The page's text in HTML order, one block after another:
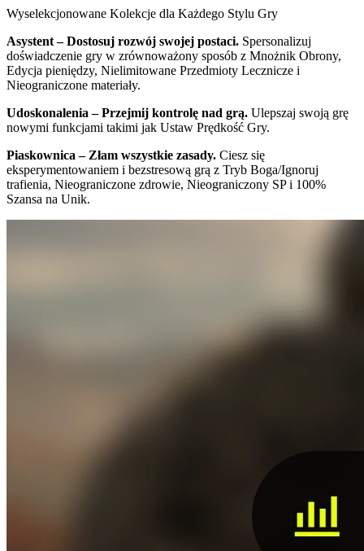
Wyselekcjonowane Kolekcje dla Każdego Stylu Gry
Asystent – Dostosuj rozwój swojej postaci. Spersonalizuj
doświadczenie gry w zrównoważony sposób z Mnożnik Obrony,
Edycja pieniędzy, Nielimitowane Przedmioty Lecznicze i
Nieograniczone materiały.
Udoskonalenia – Przejmij kontrolę nad grą. Ulepszaj swoją grę
nowymi funkcjami takimi jak Ustaw Prędkość Gry.
Piaskownica – Złam wszystkie zasady. Ciesz się
eksperymentowaniem i bezstresową grą z Tryb Boga/Ignoruj
trafienia, Nieograniczone zdrowie, Nieograniczony SP i 100%
Szansa na Unik.